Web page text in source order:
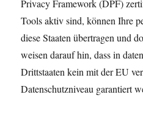
Privacy Framework (DPF)
Tools aktiv sind, können Ihre
diese Staaten übertragen und
weisen darauf hin, dass in
Drittstaaten kein mit der EU
Datenschutzniveau garantiert